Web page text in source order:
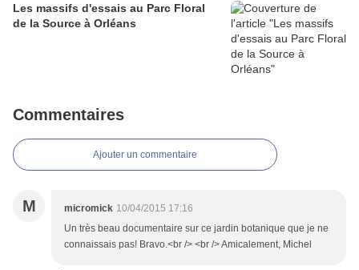
Les massifs d'essais au Parc Floral
de la Source à Orléans
Commentaires
Ajouter un commentaire
M micromick 10/04/2015 17:16
Un très beau documentaire sur ce jardin botanique que je ne
connaissais pas! Bravo.<br /> <br /> Amicalement, Michel